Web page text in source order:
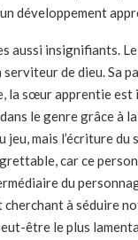
développement
aussi insignifiants.
serviteur de dieu. Sa
la sœur apprentie
le genre grâce à
jeu, mais l’écriture
car ce
du
à séduire
être le plus